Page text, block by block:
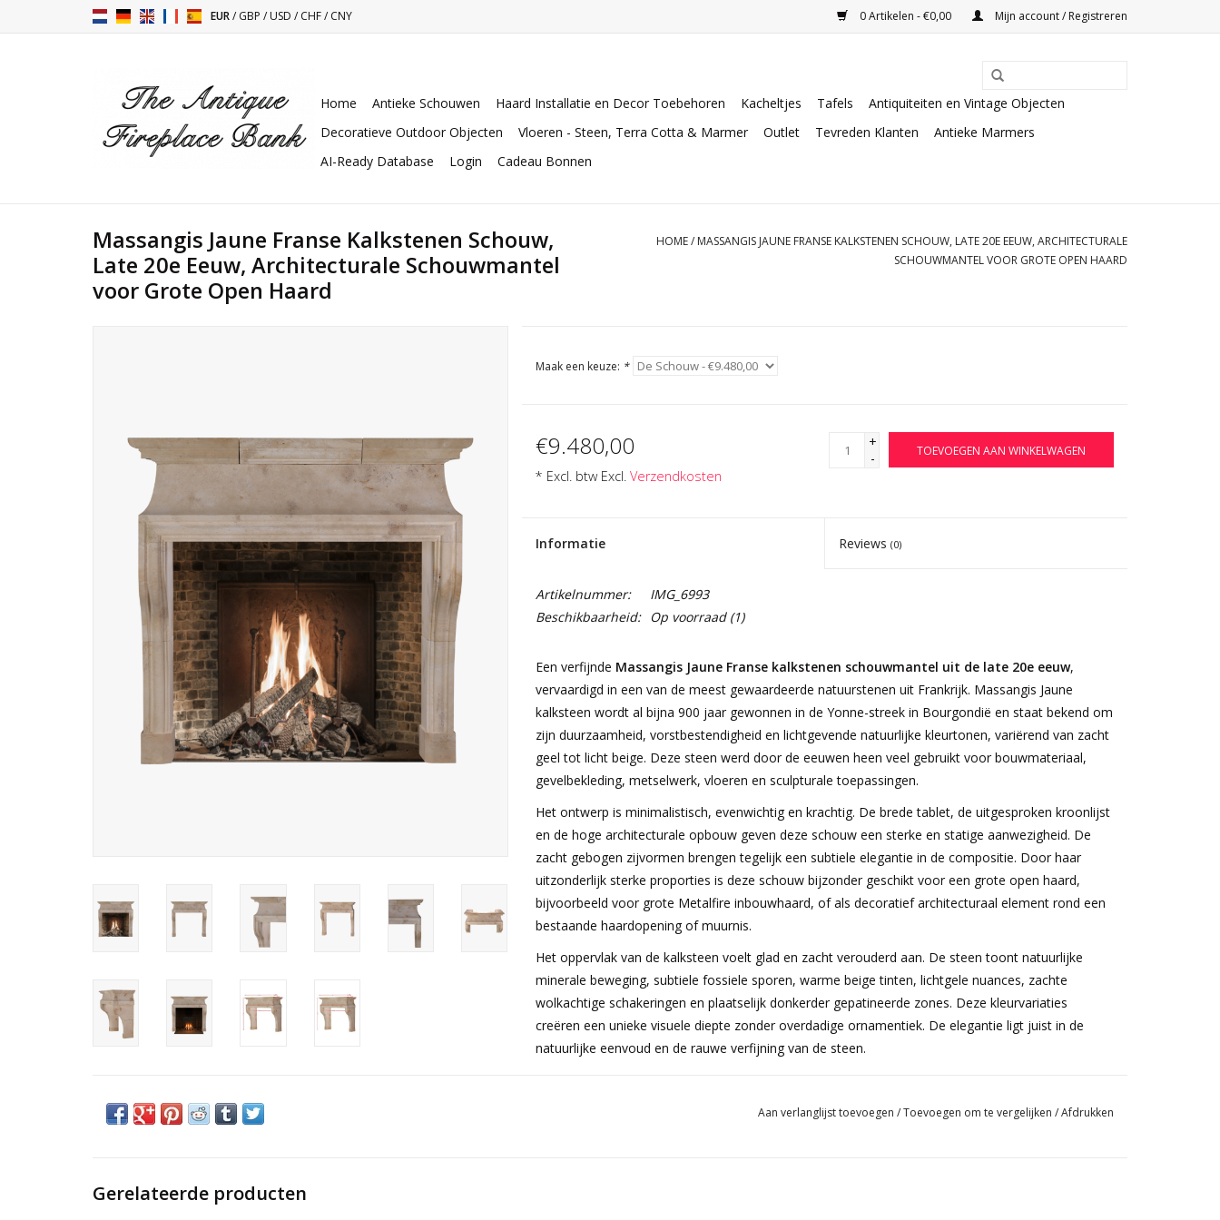
EUR/GBP /USD /CHF/CNY 0 Artikelen - €0,00 Mijn account / Registreren
Home Antieke Schouwen Haard Installatie en Decor Toebehoren Kacheltjes Tafels
Antiquiteiten en Vintage Objecten
Decoratieve Outdoor Objecten
Vloeren - Steen, Terra Cotta & Marmer Outlet Tevreden Klanten
Antieke Marmers
AI-Ready Database
Login Cadeau Bonnen
Massangis Jaune Franse Kalkstenen Schouw,
Late 20e Eeuw, Architecturale Schouwmantel
voor Grote Open Haard
HOME/ MASSANGIS JAUNE FRANSE KALKSTENEN SCHOUW, LATE 20E EEUW, ARCHITECTURALE
SCHOUWMANTEL VOOR GROTE OPEN HAARD
Maak een keuze: *
€9.480,00
* Excl. btw Excl. Verzendkosten
+
-
TOEVOEGEN AAN WINKELWAGEN
Informatie Reviews(0)
Artikelnummer:
IMG_6993
Beschikbaarheid:
Op voorraad(1)
Een verfijnde Massangis Jaune Franse kalkstenen schouwmantel uit de late 20e eeuw,
vervaardigd in een van de meest gewaardeerde natuurstenen uit Frankrijk. Massangis Jaune
kalksteen wordt al bijna 900 jaar gewonnen in de Yonne-streek in Bourgondië en staat bekend om
zijn duurzaamheid, vorstbestendigheid en lichtgevende natuurlijke kleurtonen, variërend van zacht
geel tot licht beige. Deze steen werd door de eeuwen heen veel gebruikt voor bouwmateriaal,
gevelbekleding, metselwerk, vloeren en sculpturale toepassingen.
Het ontwerp is minimalistisch, evenwichtig en krachtig. De brede tablet, de uitgesproken kroonlijst
en de hoge architecturale opbouw geven deze schouw een sterke en statige aanwezigheid. De
zacht gebogen zijvormen brengen tegelijk een subtiele elegantie in de compositie. Door haar
uitzonderlijk sterke proporties is deze schouw bijzonder geschikt voor een grote open haard,
bijvoorbeeld voor grote Metalfire inbouwhaard, of als decoratief architecturaal element rond een
bestaande haardopening of muurnis.
Het oppervlak van de kalksteen voelt glad en zacht verouderd aan. De steen toont natuurlijke
minerale beweging, subtiele fossiele sporen, warme beige tinten, lichtgele nuances, zachte
wolkachtige schakeringen en plaatselijk donkerder gepatineerde zones. Deze kleurvariaties
creëren een unieke visuele diepte zonder overdadige ornamentiek. De elegantie ligt juist in de
natuurlijke eenvoud en de rauwe verfijning van de steen.
hedendaagse inrichting brengt zij warmte, authenticiteit en architecturale kracht. In een klassiek of
Aan verlanglijst toevoegen /Toevoegen om te vergelijken /Afdrukken
Gerelateerde producten